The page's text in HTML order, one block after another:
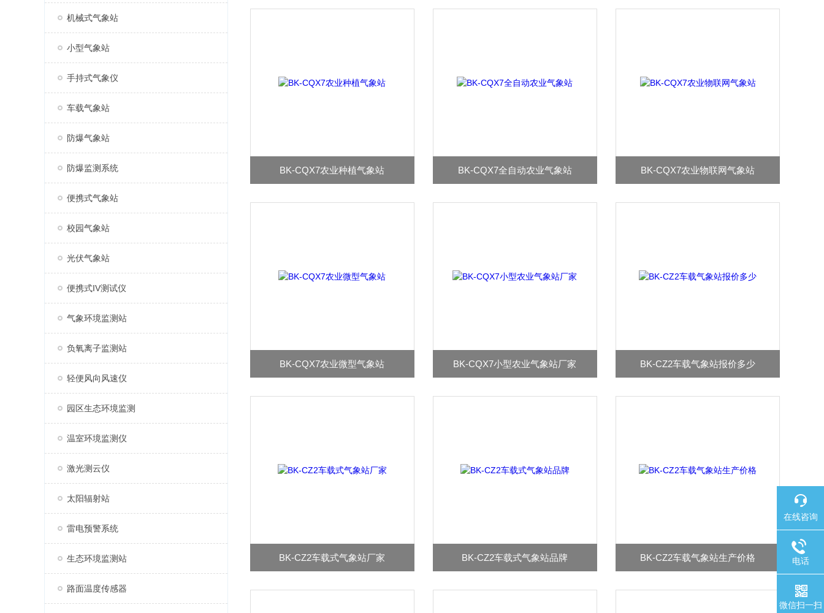
机械式气象站
小型气象站
手持式气象仪
车载气象站
防爆气象站
防爆监测系统
便携式气象站
校园气象站
光伏气象站
便携式IV测试仪
气象环境监测站
负氧离子监测站
轻便风向风速仪
园区生态环境监测
温室环境监测仪
激光测云仪
太阳辐射站
雷电预警系统
生态环境监测站
路面温度传感器
BK-CQX7农业种植气象站 BK-CQX7全自动农业气象站 BK-CQX7农业物联网气象站
BK-CQX7农业微型气象站 BK-CQX7小型农业气象站厂家 BK-CZ2车载气象站报价多少
BK-CZ2车载式气象站厂家 BK-CZ2车载式气象站品牌 BK-CZ2车载气象站生产价格
在线咨询
电话
微信扫一扫